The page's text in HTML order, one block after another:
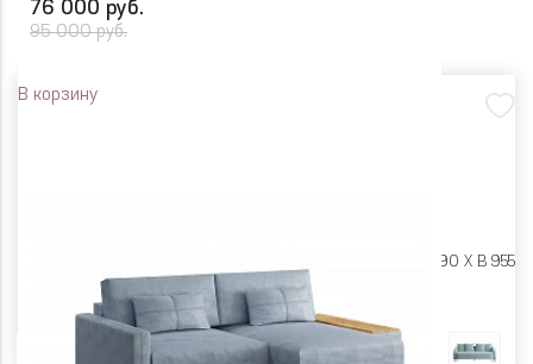
76 000 руб.
95 000 руб.
В корзину
Ш 2335 X Г 1090 X В 955